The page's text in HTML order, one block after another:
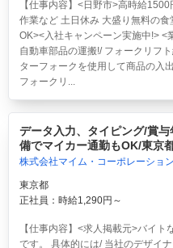
【仕事内容】<日野市>高時給
作業など 土日休み 大盛り無料の
OK><入社キャンペーン実施中!> <
自動車部品の運搬!/ フォークリフ
ターフォークを使用して商品の入
フォークリ...
データ入力、タイピング/賞
備でマイカー通勤もOK/東京
株式会社マイム・コーポレーション
東京都
正社員：時給1,290円～
【仕事内容】<求人掲載元>バイ
です。 具体的には/ 当社のデザイ